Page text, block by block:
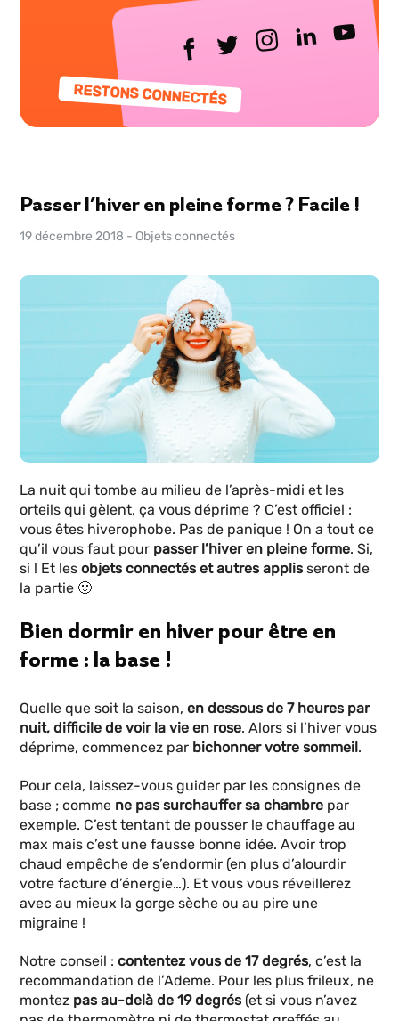
RESTONS CONNECTÉS
Passer l’hiver en pleine forme ? Facile !
19 décembre 2018 - Objets connectés
La nuit qui tombe au milieu de l’après-midi et les
orteils qui gèlent, ça vous déprime ? C’est officiel :
vous êtes hiverophobe. Pas de panique ! On a tout ce
qu’il vous faut pour passer l’hiver en pleine forme. Si,
si ! Et lesobjets connectés et autres applis seront de
la partie 🙂
Bien dormir en hiver pour être en
forme : la base !
Quelle que soit la saison,en dessous de 7 heures par
nuit, difficile de voir la vie en rose. Alors si l’hiver vous
déprime, commencez par bichonner votre sommeil.
Pour cela, laissez-vous guider par les consignes de
base ; comme ne pas surchauffer sa chambre par
exemple. C’est tentant de pousser le chauffage au
max mais c’est une fausse bonne idée. Avoir trop
chaud empêche de s’endormir (en plus d’alourdir
votre facture d’énergie…). Et vous vous réveillerez
avec au mieux la gorge sèche ou au pire une
migraine !
Notre conseil :contentez vous de 17 degrés, c’est la
recommandation de l’Ademe. Pour les plus frileux, ne
montez pas au-delà de 19 degrés (et si vous n’avez